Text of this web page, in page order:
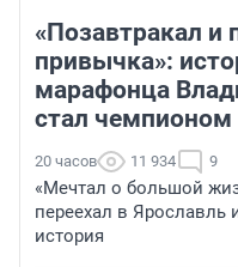
«Позавтракал
привычка»:
марафонца
стал
20 часов 11 934 9
«Мечтал о большой
переехал в
история